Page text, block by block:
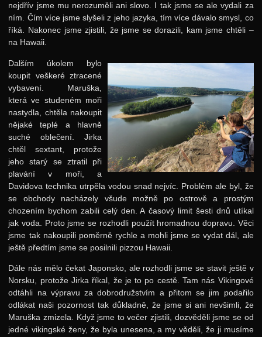
nejdřív jsme mu nerozuměli ani slovo. I tak jsme se ale vydali za
ním. Čím více jsme slyšeli z jeho jazyka, tím více dávalo smysl, co
říká. Nakonec jsme zjistili, že jsme se dorazili, kam jsme chtěli –
na Hawaii.
Dalším úkolem bylo
koupit veškeré ztracené
vybavení. Maruška,
která ve studeném moři
nastydla, chtěla nakoupit
nějaké teplé a hlavně
suché oblečení. Jirka
chtěl sextant, protože
jeho starý se ztratil při
plavání v moři, a
Davidova technika utrpěla vodou snad nejvíc. Problém ale byl, že
se obchody nacházely všude možně po ostrově a prostým
chozením bychom zabili celý den. A časový limit šesti dnů utíkal
jak voda. Proto jsme se rozhodli použít hromadnou dopravu. Věci
jsme tak nakoupili poměrně rychle a mohli jsme se vydat dál, ale
ještě předtím jsme se posilnili pizzou Hawaii.
Dále nás mělo čekat Japonsko, ale rozhodli jsme se stavit ještě v
Norsku, protože Jirka říkal, že je to po cestě. Tam nás Vikingové
odtáhli na výpravu za dobrodružstvím a přitom se jim podařilo
odlákat naši pozornost tak důkladně, že jsme si ani nevšimli, že
Maruška zmizela. Když jsme to večer zjistili, dozvěděli jsme se od
jedné vikingské ženy, že byla unesena, a my věděli, že ji musíme
Jarní 2006
Podzimní 2005
Podzimní 2002
Podzimní 2001
Podzimní 1998
Podzimní 1996
Smršť
Další akce
Putovní přednášky
Kalíšky
DOD
Další výzvy
Historické akce